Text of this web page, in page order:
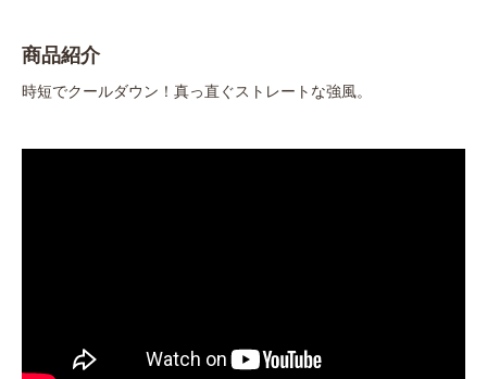
商品紹介
時短でクールダウン！真っ直ぐストレートな強風。